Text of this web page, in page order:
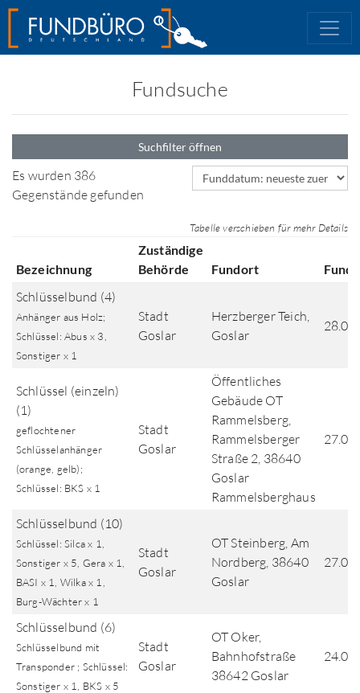
Fundsuche
Suchfilter öffnen
Es wurden 386
Gegenstände gefunden
Sortierfeld
Tabelle verschieben für mehr Details
Bezeichnung
Zuständige
Behörde
Fundort
Schlüsselbund (4)
Anhänger aus Holz;
Schlüssel: Abus x 3,
Sonstiger x 1
Stadt
Goslar
Herzberger Teich,
Goslar
Schlüssel (einzeln)
(1)
geflochtener
Schlüsselanhänger
(orange, gelb);
Schlüssel: BKS x 1
Stadt
Goslar
Öffentliches
Gebäude OT
Rammelsberg,
Rammelsberger
Straße 2, 38640
Goslar
Rammelsberghaus
Schlüsselbund (10)
Schlüssel: Silca x 1,
Sonstiger x 5, Gera x 1,
BASI x 1, Wilka x 1,
Burg-Wächter x 1
Stadt
Goslar
OT Steinberg, Am
Nordberg, 38640
Goslar
Schlüsselbund (6)
Schlüsselbund mit
Transponder ; Schlüssel:
Sonstiger x 1, BKS x 5
Stadt
Goslar
OT Oker,
Bahnhofstraße
38642 Goslar